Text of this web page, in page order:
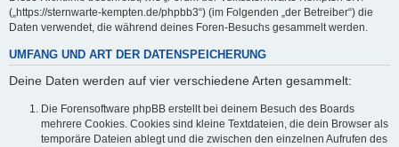
(„https://sternwarte-kempten.de/phpbb3“) (im Folgenden „der Betreiber“) die
Daten verwendet, die während deines Foren-Besuchs gesammelt werden.
UMFANG UND ART DER DATENSPEICHERUNG
Deine Daten werden auf vier verschiedene Arten gesammelt:
Die Forensoftware phpBB erstellt bei deinem Besuch des Boards
mehrere Cookies. Cookies sind kleine Textdateien, die dein Browser als
temporäre Dateien ablegt und die zwischen den einzelnen Aufrufen des